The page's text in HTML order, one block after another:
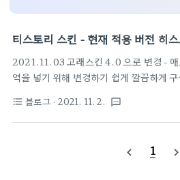
티스토리 스킨 - 현재 적용 버전 히
2021.11.03 고래스킨 4.0 으로 변경 - 애
역을 넣기 위해 변경하기 쉽게 깔끔하게
참고하세요.
https://privatenote.tistory.com/28
고래 스킨 4.0 안내 안녕하세요. 고래의 개
format_list_bulleted 블로그 · 2021. 11. 2. textsms
navigate_before 1 navigate_next